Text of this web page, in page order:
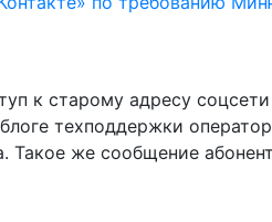
к старому адресу
техподдержки
Такое же сообщение